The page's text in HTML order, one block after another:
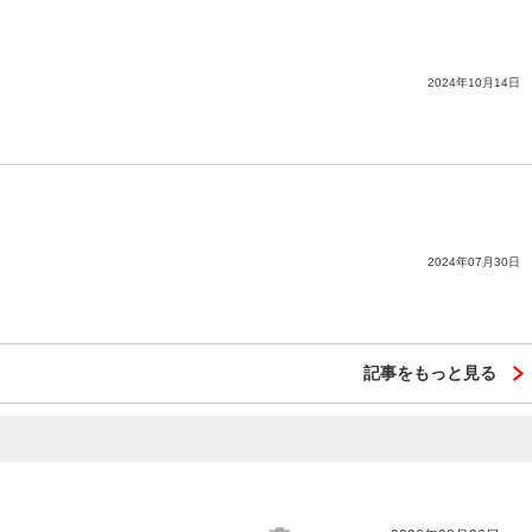
2024年10月14日
2024年07月30日
記事をもっと見る